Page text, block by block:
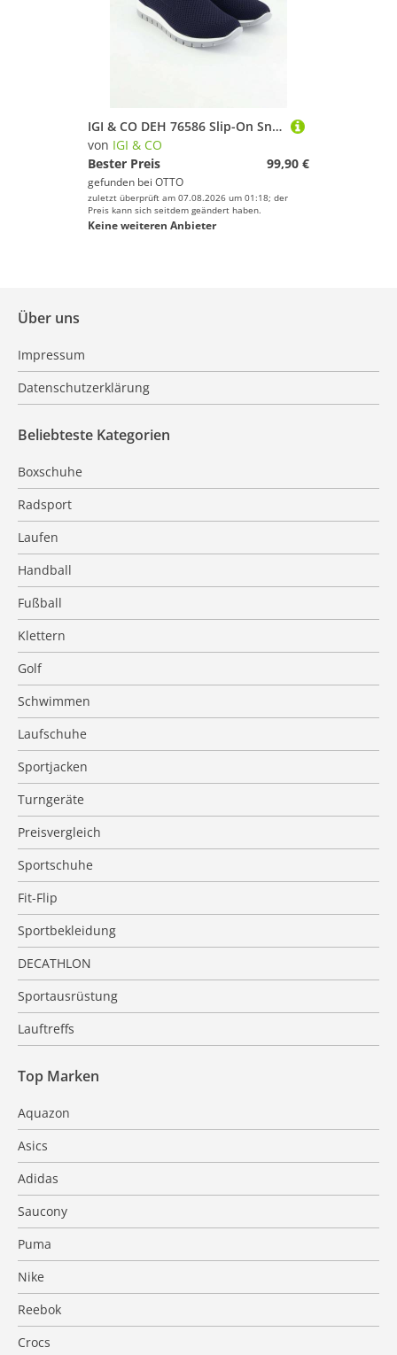
IGI & CO DEH 76586 Slip-On Sneaker Obermaterial: Leder und Textil
von IGI & CO
Bester Preis
99,90 €
gefunden bei OTTO
zuletzt überprüft am 07.08.2026 um 01:18; der
Preis kann sich seitdem geändert haben.
Keine weiteren Anbieter
Über uns
Impressum
Datenschutzerklärung
Beliebteste Kategorien
Boxschuhe
Radsport
Laufen
Handball
Fußball
Klettern
Golf
Schwimmen
Laufschuhe
Sportjacken
Turngeräte
Preisvergleich
Sportschuhe
Fit-Flip
Sportbekleidung
DECATHLON
Sportausrüstung
Lauftreffs
Top Marken
Aquazon
Asics
Adidas
Saucony
Puma
Nike
Reebok
Crocs